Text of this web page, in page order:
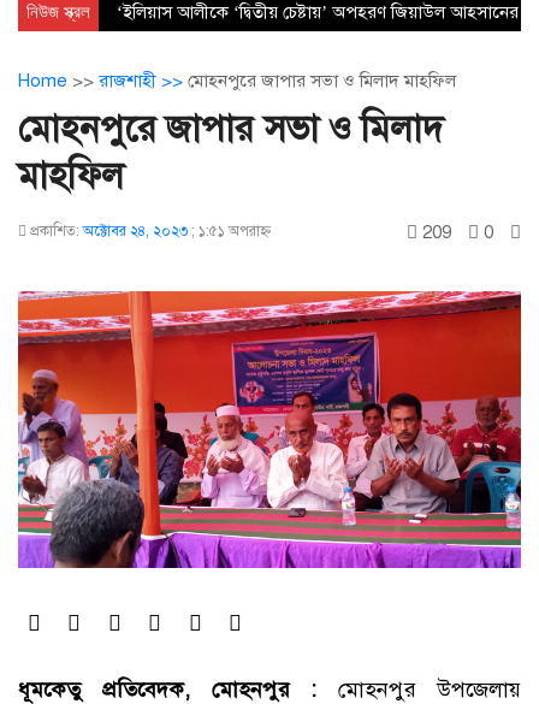
নিউজ স্ক্রল ‘ইলিয়াস আলীকে ‘দ্বিতীয় চেষ্টায়’ অপহরণ জিয়াউল আহসানের
Home >>রাজশাহী >> মোহনপুরে জাপার সভা ও মিলাদ মাহফিল
মোহনপুরে জাপার সভা ও মিলাদ
মাহফিল
প্রকাশিত:অক্টোবর ২৪, ২০২৩ ; ১:৫১ অপরাহ্ণ 209 0
ধূমকেতু প্রতিবেদক, মোহনপুর : মোহনপুর উপজেলায়